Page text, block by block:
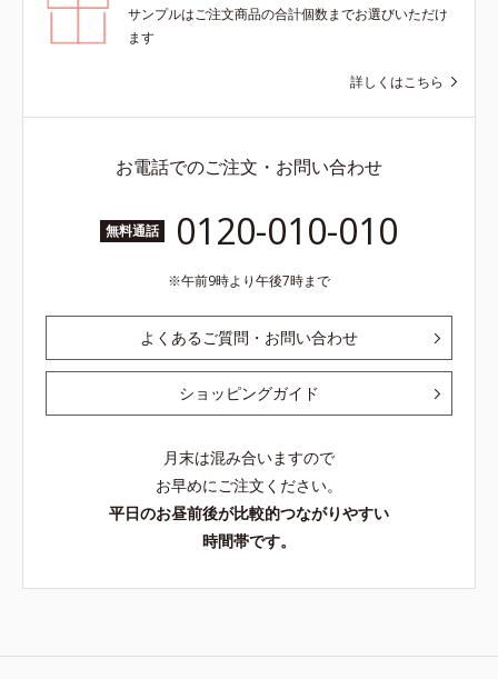
サンプルはご注文商品の合計個数までお選びいただけ
ます
詳しくはこちら
お電話でのご注文・お問い合わせ
無料通話 0120-010-010
午前9時より午後7時まで
よくあるご質問・お問い合わせ
ショッピングガイド
月末は混み合いますので
お早めにご注文ください。
平日のお昼前後が比較的つながりやすい
時間帯です。